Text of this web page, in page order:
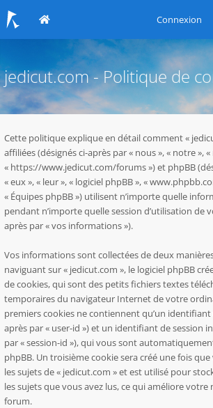
Connexion
jedicut.com - Politique de
Cette politique explique en détail comment «
affiliées (désignés ci-après par « nous », « notre »,
« https://www.jedicut.com/forums ») et phpBB
« eux », « leur », « logiciel phpBB », «
« Équipes phpBB ») utilisent n’importe quelle
pendant n’importe quelle session d’utilisation de
après par « vos informations »).
Vos informations sont collectées de deux
naviguant sur « jedicut.com », le logiciel phpBB
de cookies, qui sont des petits fichiers textes
temporaires du navigateur Internet de votre
premiers cookies ne contiennent qu’un
après par « user-id ») et un identifiant de session
par « session-id »), qui vous sont
phpBB. Un troisième cookie sera créé une fois
les sujets de « jedicut.com » et est utilisé pour
les sujets que vous avez lus, ce qui améliore votre
forum.